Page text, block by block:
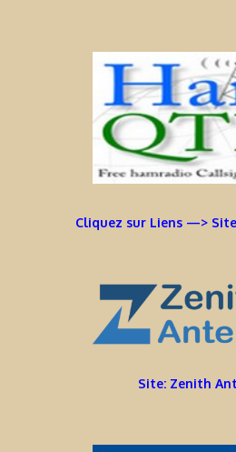
Cliquez sur Liens —>
Site: Zenith